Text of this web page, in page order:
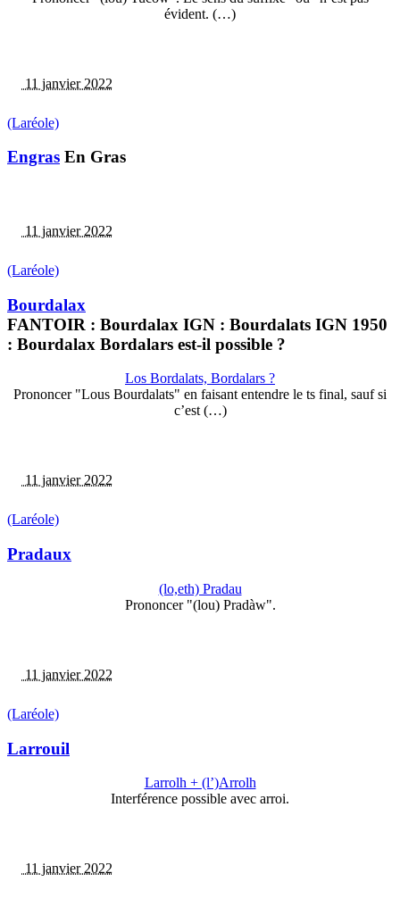
évident. (…)
11 janvier 2022
(Laréole)
Engras En Gras
11 janvier 2022
(Laréole)
Bourdalax
FANTOIR : Bourdalax IGN : Bourdalats IGN 1950
: Bourdalax Bordalars est-il possible ?
Los Bordalats, Bordalars ?
Prononcer "Lous Bourdalats" en faisant entendre le ts final, sauf si
c’est (…)
11 janvier 2022
(Laréole)
Pradaux
(lo,eth) Pradau
Prononcer "(lou) Pradàw".
11 janvier 2022
(Laréole)
Larrouil
Larrolh + (l’)Arrolh
Interférence possible avec arroi.
11 janvier 2022